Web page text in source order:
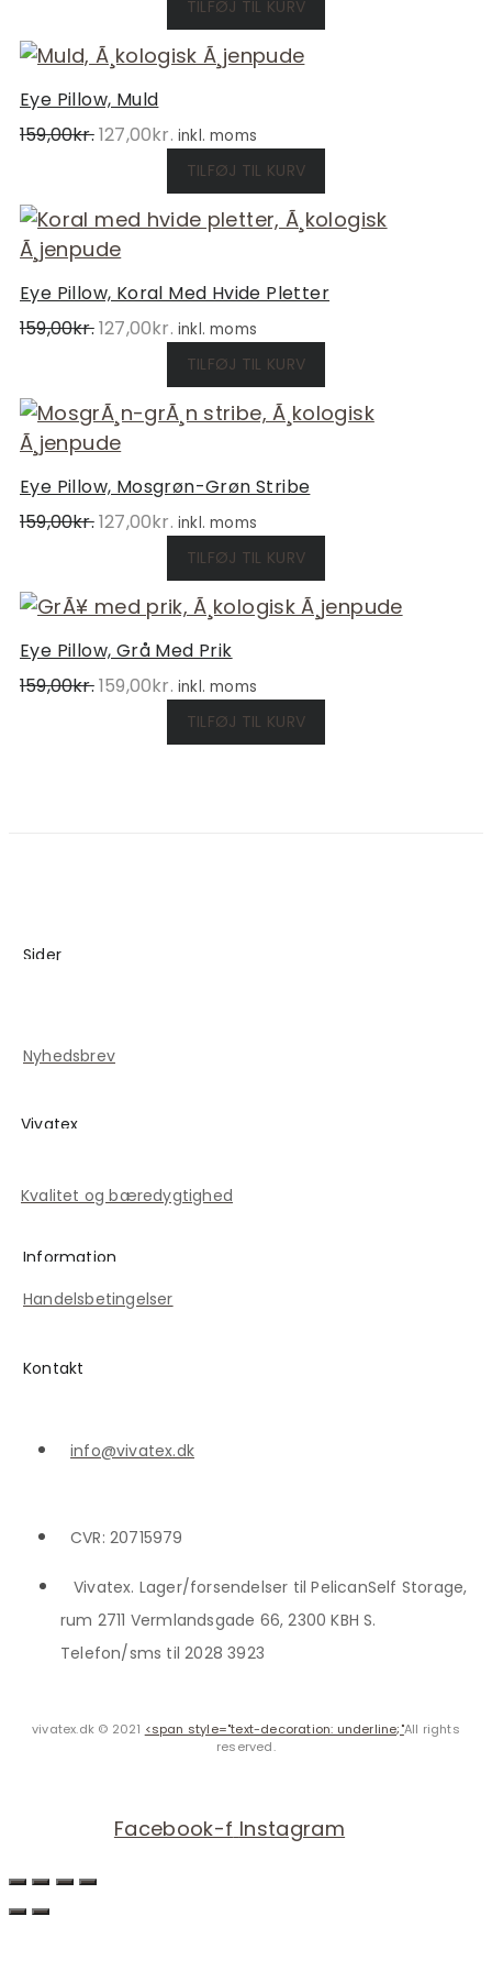
var:
159,00kr..
pris
er:
127,00kr..
TILFØJ TIL KURV
Eye Pillow, Muld
159,00kr.Den
oprindelige
var:
159,00kr..
127,00kr. Den
aktuelle
pris
er:
127,00kr..
inkl. moms
TILFØJ TIL KURV
Eye Pillow, Koral Med Hvide Pletter
159,00kr.Den
oprindelige
var:
159,00kr..
127,00kr. Den
aktuelle
pris
er:
127,00kr..
inkl. moms
TILFØJ TIL KURV
Eye Pillow, Mosgrøn-Grøn Stribe
159,00kr.Den
oprindelige
var:
159,00kr..
127,00kr. Den
aktuelle
pris
er:
127,00kr..
inkl. moms
TILFØJ TIL KURV
Eye Pillow, Grå Med Prik
159,00kr.Den
oprindelige
159,00kr. Den
aktuelle
pris
inkl. moms
TILFØJ TIL KURV
Sider
Nyhedsbrev
Vivatex
Kvalitet og bæredygtighed
Information
Handelsbetingelser
Kontakt
info@vivatex.dk
CVR: 20715979
Vivatex. Lager/forsendelser til PelicanSelf Storage,
rum 2711 Vermlandsgade 66, 2300 KBH S.
Telefon/sms til 2028 3923
vivatex.dk © 2021 <span style="text-decoration: underline;"All rights
reserved.
Facebook-f Instagram